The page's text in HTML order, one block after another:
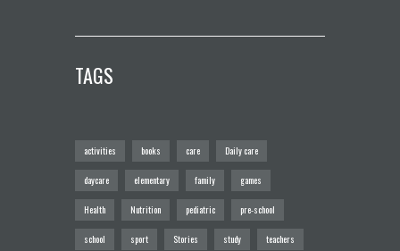
TAGS
activities books care Daily care
daycare elementary family games
Health Nutrition pediatric pre-school
school sport Stories study teachers